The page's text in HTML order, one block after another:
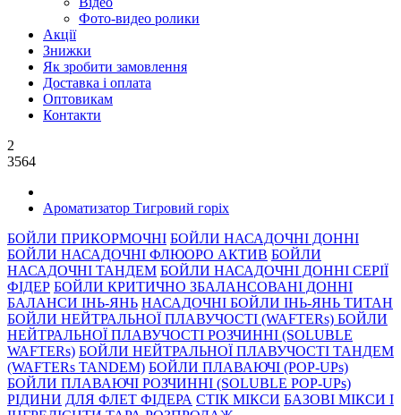
Фото-видео ролики
Акції
Знижки
Як зробити замовлення
Доставка і оплата
Оптовикам
Контакти
2
3564
Ароматизатор Тигровий горіх
БОЙЛИ ПРИКОРМОЧНI БОЙЛИ НАСАДОЧНI ДОННI
БОЙЛИ НАСАДОЧНІ ФЛЮОРО АКТИВ БОЙЛИ
НАСАДОЧНІ ТАНДЕМ БОЙЛИ НАСАДОЧНI ДОННI СЕРIÏ
ФIДЕР БОЙЛИ КРИТИЧНО ЗБАЛАНСОВАНІ ДОННІ
БАЛАНСИ ІНЬ-ЯНЬ НАСАДОЧНІ БОЙЛИ ІНЬ-ЯНЬ ТИТАН
БОЙЛИ НЕЙТРАЛЬНОÏ ПЛАВУЧОСТI (WAFTERs) БОЙЛИ
НЕЙТРАЛЬНОЇ ПЛАВУЧОСТІ РОЗЧИННІ (SOLUBLE
WAFTERs) БОЙЛИ НЕЙТРАЛЬНОЇ ПЛАВУЧОСТІ ТАНДЕМ
(WAFTERs TANDEM) БОЙЛИ ПЛАВАЮЧІ (POP-UPs)
БОЙЛИ ПЛАВАЮЧI РОЗЧИННI (SOLUBLE POP-UPs)
РIДИНИ ДЛЯ ФЛЕТ ФІДЕРА СТIК МIКСИ БАЗОВІ МІКСИ І